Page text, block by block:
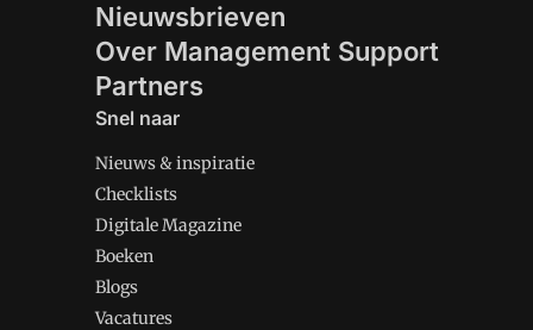
Nieuwsbrieven
Over Management Support
Partners
Snel naar
Nieuws & inspiratie
Checklists
Digitale Magazine
Boeken
Blogs
Vacatures